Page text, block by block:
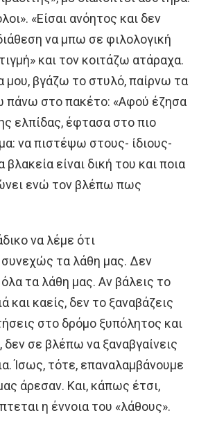
«Είσαι ανόητος και δεν
να μπω σε φιλολογική
και τον κοιτάζω ατάραχα.
μου, βγάζω το στυλό, παίρνω τα
πάνω στο πακέτο: «Αφού έζησα
ελπίδας, έφτασα στο πιο
να πιστέψω στους- ίδιους-
είναι δική του και ποια
ενώ τον βλέπω πως
να λέμε ότι
τα λάθη μας. Δεν
τα λάθη μας. Αν βάλεις το
και καείς, δεν το ξαναβάζεις
στο δρόμο ξυπόλητος και
δεν σε βλέπω να ξαναβγαίνεις
Ίσως, τότε, επαναλαμβάνουμε
άρεσαν. Και, κάπως έτσι,
η έννοια του «λάθους».